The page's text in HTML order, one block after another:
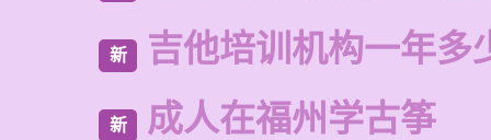
新 吉他培训机构一年多
新 成人在福州学古筝